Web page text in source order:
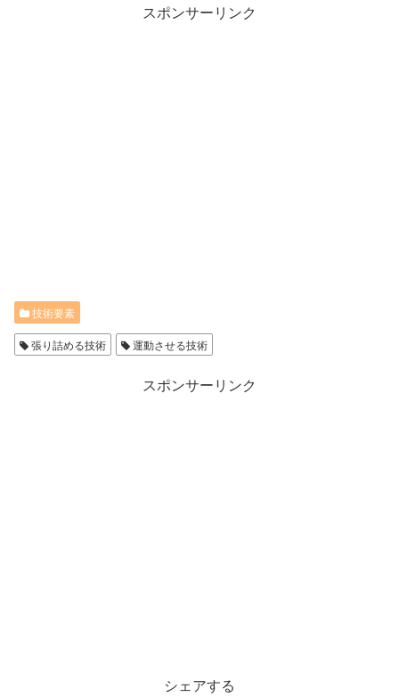
スポンサーリンク
技術要素
張り詰める技術 運動させる技術
スポンサーリンク
シェアする